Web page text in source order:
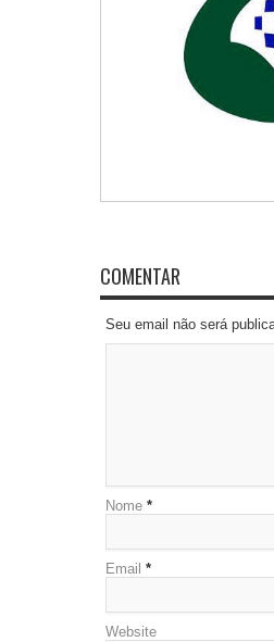
COMENTAR
Seu email não será
Nome *
Email *
Website